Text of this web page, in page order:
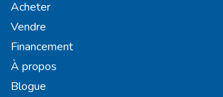
Acheter
Vendre
Financement
À propos
Blogue